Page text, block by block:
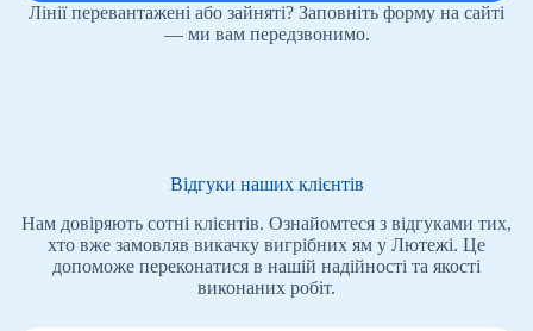
Лінії перевантажені або зайняті? Заповніть форму на сайті
— ми вам передзвонимо.
Відгуки наших клієнтів
Нам довіряють сотні клієнтів. Ознайомтеся з відгуками тих,
хто вже замовляв викачку вигрібних ям у Лютежі. Це
допоможе переконатися в нашій надійності та якості
виконаних робіт.